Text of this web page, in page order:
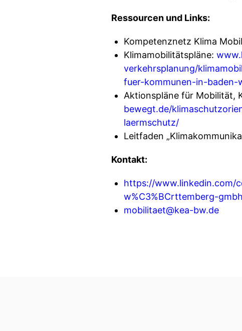
Ressourcen und Links:
Kompetenznetz Klima
Klimamobilitätspläne:
verkehrsplanung/
fuer-kommunen-in-baden-
Aktionspläne für Mobilität,
bewegt.de/
laermschutz/
Leitfaden
Kontakt:
https://www.linkedin.com/
w%C3%BCrttemberg-
mobilitaet@kea-bw.de